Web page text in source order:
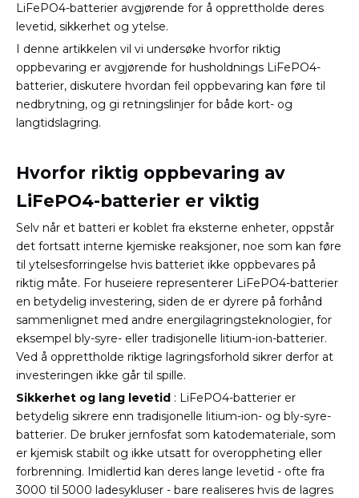
LiFePO4-batterier avgjørende for å opprettholde deres
levetid, sikkerhet og ytelse.
I denne artikkelen vil vi undersøke hvorfor riktig
oppbevaring er avgjørende for husholdnings LiFePO4-
batterier, diskutere hvordan feil oppbevaring kan føre til
nedbrytning, og gi retningslinjer for både kort- og
langtidslagring.
Hvorfor riktig oppbevaring av
LiFePO4-batterier er viktig
Selv når et batteri er koblet fra eksterne enheter, oppstår
det fortsatt interne kjemiske reaksjoner, noe som kan føre
til ytelsesforringelse hvis batteriet ikke oppbevares på
riktig måte. For huseiere representerer LiFePO4-batterier
en betydelig investering, siden de er dyrere på forhånd
sammenlignet med andre energilagringsteknologier, for
eksempel bly-syre- eller tradisjonelle litium-ion-batterier.
Ved å opprettholde riktige lagringsforhold sikrer derfor at
investeringen ikke går til spille.
Sikkerhet og lang levetid : LiFePO4-batterier er
betydelig sikrere enn tradisjonelle litium-ion- og bly-syre-
batterier. De bruker jernfosfat som katodemateriale, som
er kjemisk stabilt og ikke utsatt for overoppheting eller
forbrenning. Imidlertid kan deres lange levetid - ofte fra
3000 til 5000 ladesykluser - bare realiseres hvis de lagres